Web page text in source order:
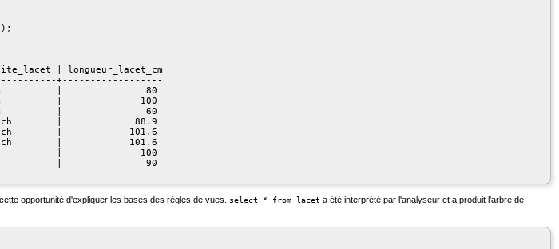
| longueur_lacet_cm
+------------------
|               80
|              100
|               60
|             88.9
|            101.6
|            101.6
|              100
|               90
opportunité d'expliquer les bases des règles de vues. select * from lacet a été interprété par l'analyseur et a produit l'arbre de